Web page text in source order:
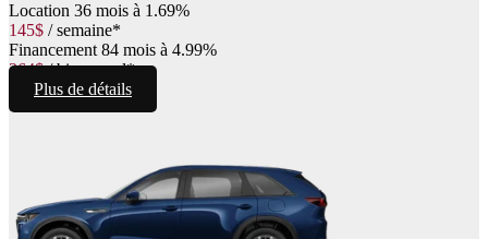
Location 36 mois à 1.69%
145$ /semaine*
Financement 84 mois à 4.99%
364$ /bimensuel*
Plus de détails